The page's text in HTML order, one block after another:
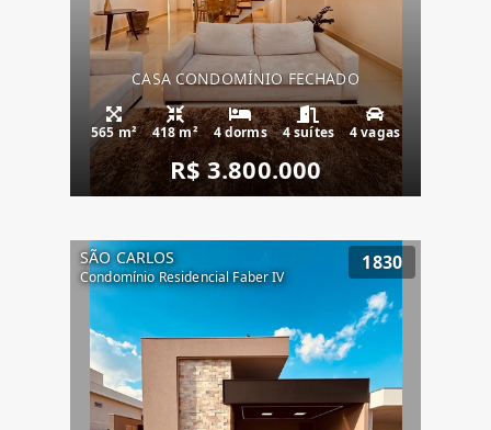
CASA CONDOMÍNIO FECHADO
565 m² 418 m² 4 dorms 4 suítes 4 vagas
R$ 3.800.000
SÃO CARLOS
Condomínio Residencial Faber IV
1830